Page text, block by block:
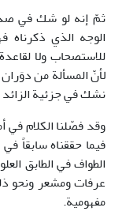
ثمّ إنه لو شك في
الوجه الذي ذكرناه
للاستصحاب ولا
لأنّ المسألة من دوَران
نشك في جزئية الزائد
وقد فصّلنا الكلام في
فيما حققناه سابقاً
الطواف في الطابق
عرفات ومشعر ونحو
مفهومية.